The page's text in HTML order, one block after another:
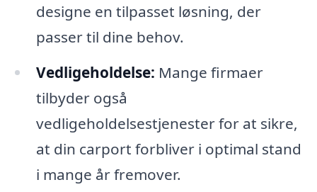
designe en tilpasset løsning, der
passer til dine behov.
Vedligeholdelse: Mange firmaer
tilbyder også
vedligeholdelsestjenester for at sikre,
at din carport forbliver i optimal stand
i mange år fremover.